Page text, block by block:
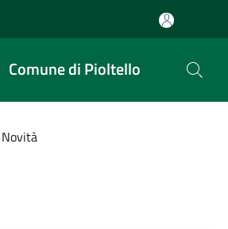
Comune di Pioltello
Novità